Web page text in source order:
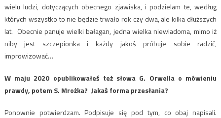
wielu ludzi, dotyczących obecnego zjawiska, i podzielam te, według
których wszystko to nie będzie trwało rok czy dwa, ale kilka dłuższych
lat. Obecnie panuje wielki bałagan, jedna wielka niewiadoma, mimo iż
niby jest szczepionka i każdy jakoś próbuje sobie radzić,
improwizować…
W maju 2020 opublikowałeś też słowa G. Orwella o mówieniu
prawdy, potem S. Mrożka? Jakaś forma przesłania?
Ponownie potwierdzam. Podpisuje się pod tym, co obaj napisali.